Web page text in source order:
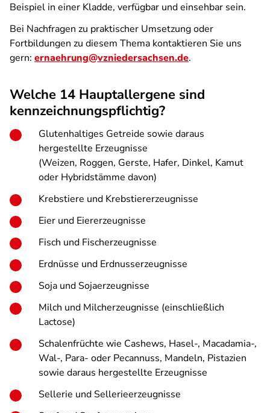
Beispiel in einer Kladde, verfügbar und einsehbar sein.
Bei Nachfragen zu praktischer Umsetzung oder
Fortbildungen zu diesem Thema kontaktieren Sie uns
gern: ernaehrung@vzniedersachsen.de.
Welche 14 Hauptallergene sind
kennzeichnungspflichtig?
Glutenhaltiges Getreide sowie daraus
hergestellte Erzeugnisse
(Weizen, Roggen, Gerste, Hafer, Dinkel, Kamut
oder Hybridstämme davon)
Krebstiere und Krebstiererzeugnisse
Eier und Eiererzeugnisse
Fisch und Fischerzeugnisse
Erdnüsse und Erdnusserzeugnisse
Soja und Sojaerzeugnisse
Milch und Milcherzeugnisse (einschließlich
Lactose)
Schalenfrüchte wie Cashews, Hasel-, Macadamia-,
Wal-, Para- oder Pecannuss, Mandeln, Pistazien
sowie daraus hergestellte Erzeugnisse
Sellerie und Sellerieerzeugnisse